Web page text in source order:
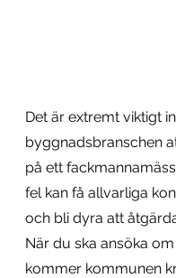
Det är extremt viktigt
byggnadsbranschen
på ett
fel kan få allvarliga
och bli dyra att
När du ska ansöka
kommer kommunen